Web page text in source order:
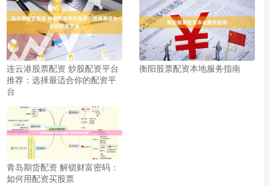
连云港股票配资 炒股配资平台
推荐：选择最适合你的配资平
台
衡阳股票配资本地服务指南
青岛期货配资 解锁财富密码：
如何用配资买股票